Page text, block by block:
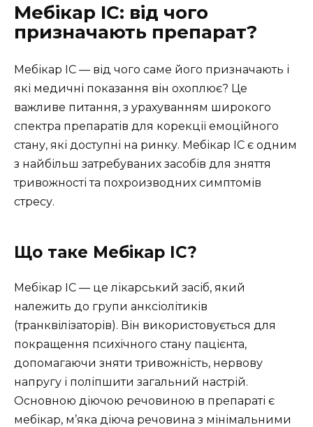
Мебікар ІС: від чого
призначають препарат?
Мебікар ІС — від чого саме його призначають і
які медичні показання він охоплює? Це
важливе питання, з урахуванням широкого
спектра препаратів для корекції емоційного
стану, які доступні на ринку. Мебікар ІС є одним
з найбільш затребуваних засобів для зняття
тривожності та похроизводних симптомів
стресу.
Що таке Мебікар ІС?
Мебікар ІС — це лікарський засіб, який
належить до групи анксіолітиків
(транквілізаторів). Він використовується для
покращення психічного стану пацієнта,
допомагаючи зняти тривожність, нервову
напругу і поліпшити загальний настрій.
Основною діючою речовиною в препараті є
мебікар, м’яка діюча речовина з мінімальними